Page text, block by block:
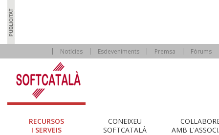
Notícies Esdeveniments Premsa Fòrums
RECURSOS
I SERVEIS
CONEIXEU
SOFTCATALÀ
AMB